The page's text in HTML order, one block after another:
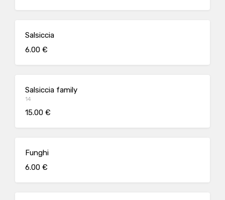
Salsiccia
6.00 €
Salsiccia family
14
15.00 €
Funghi
6.00 €